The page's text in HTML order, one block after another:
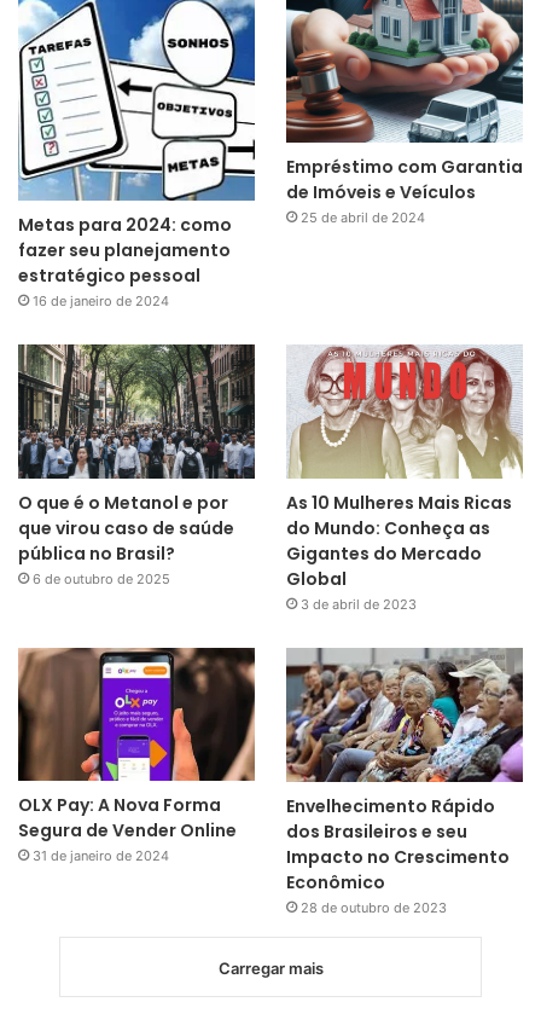
Metas para 2024: como
fazer seu planejamento
estratégico pessoal
16 de janeiro de 2024
Empréstimo com Garantia
de Imóveis e Veículos
25 de abril de 2024
O que é o Metanol e por
que virou caso de saúde
pública no Brasil?
6 de outubro de 2025
As 10 Mulheres Mais Ricas
do Mundo: Conheça as
Gigantes do Mercado
Global
3 de abril de 2023
OLX Pay: A Nova Forma
Segura de Vender Online
31 de janeiro de 2024
Envelhecimento Rápido
dos Brasileiros e seu
Impacto no Crescimento
Econômico
28 de outubro de 2023
Carregar mais